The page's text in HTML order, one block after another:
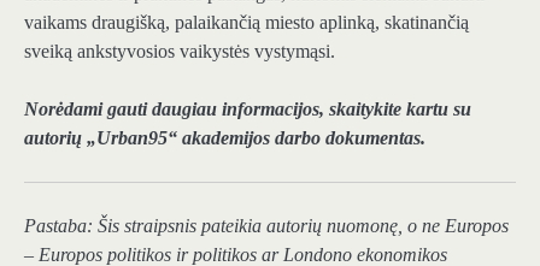
vaikams draugišką, palaikančią miesto aplinką, skatinančią
sveiką ankstyvosios vaikystės vystymąsi.
Norėdami gauti daugiau informacijos, skaitykite kartu su
autorių „Urban95“ akademijos darbo dokumentas.
Pastaba: Šis straipsnis pateikia autorių nuomonę, o ne Europos
– Europos politikos ir politikos ar Londono ekonomikos